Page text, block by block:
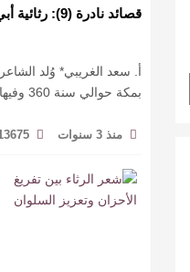
قصائد نادرة (9): رثائية أبي الحسن التهامي لابنه
أ. سعد الغريبي* وُلد
بمكة
منذ 3 سنوات